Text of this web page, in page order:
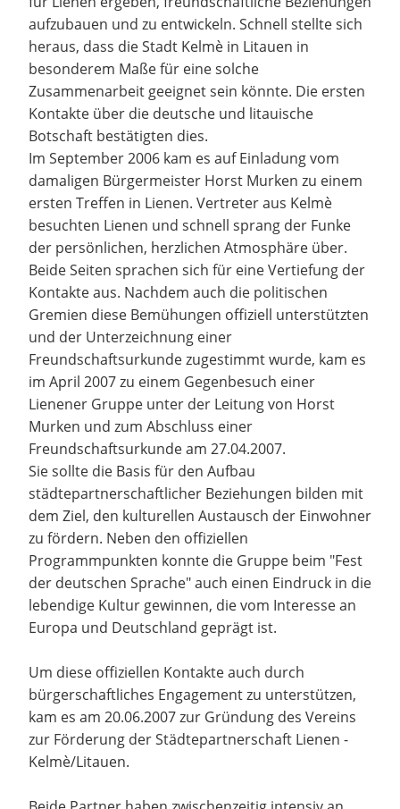
aufzubauen und zu entwickeln. Schnell stellte sich
heraus, dass die Stadt Kelmè in Litauen in
besonderem Maße für eine solche
Zusammenarbeit geeignet sein könnte. Die ersten
Kontakte über die deutsche und litauische
Botschaft bestätigten dies.
Im September 2006 kam es auf Einladung vom
damaligen Bürgermeister Horst Murken zu einem
ersten Treffen in Lienen. Vertreter aus Kelmè
besuchten Lienen und schnell sprang der Funke
der persönlichen, herzlichen Atmosphäre über.
Beide Seiten sprachen sich für eine Vertiefung der
Kontakte aus. Nachdem auch die politischen
Gremien diese Bemühungen offiziell unterstützten
und der Unterzeichnung einer
Freundschaftsurkunde zugestimmt wurde, kam es
im April 2007 zu einem Gegenbesuch einer
Lienener Gruppe unter der Leitung von Horst
Murken und zum Abschluss einer
Freundschaftsurkunde am 27.04.2007.
Sie sollte die Basis für den Aufbau
städtepartnerschaftlicher Beziehungen bilden mit
dem Ziel, den kulturellen Austausch der Einwohner
zu fördern. Neben den offiziellen
Programmpunkten konnte die Gruppe beim "Fest
der deutschen Sprache" auch einen Eindruck in die
lebendige Kultur gewinnen, die vom Interesse an
Europa und Deutschland geprägt ist.
Um diese offiziellen Kontakte auch durch
bürgerschaftliches Engagement zu unterstützen,
kam es am 20.06.2007 zur Gründung des Vereins
zur Förderung der Städtepartnerschaft Lienen -
Kelmè/Litauen.